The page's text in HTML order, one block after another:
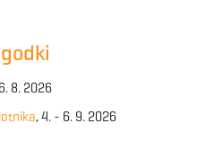
8. 2026
, 4. - 6. 9. 2026